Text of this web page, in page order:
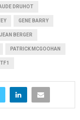
DRUHOT
GENE BARRY
JEAN BERGER
PATRICK MCGOOHAN
TF1